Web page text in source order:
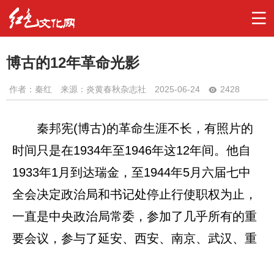
博古的12年革命光影
作者： 秦红 来源：炎黄春秋杂志社 2025-06-24 2428
秦邦宪(博古)的革命生涯不长，有照片的
时间只是在1934年至1946年这12年间。他自
1933年1月到达瑞金，至1944年5月六届七中
全会决定政治局和书记处停止行使职权为止，
一直是中央政治局常委，参加了几乎所有的重
要会议，参与了延安、西安、南京、武汉、重